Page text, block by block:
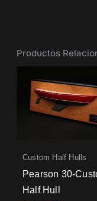
Productos
Custom Half Hulls
Pearson 30-
Half Hull